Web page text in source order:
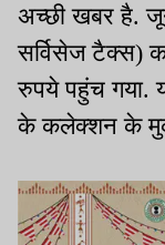
अच्छी खबर है.
सर्विसेज टैक्स)
रुपये पहुंच गया.
के कलेक्शन के